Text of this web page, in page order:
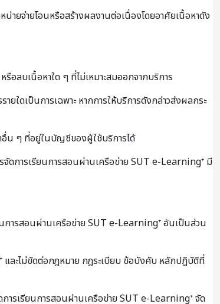
ยจ่ายโอนหรือสร้างผลงานต่อเนื่องโดยอาศัยเนื้อหาดัง
ลบเนื้อหาใด ๆ ที่ไม่เหมาะสมออกจากบริการ
ใดเป็นการเฉพาะ หากการให้บริการดังกล่าวส่งผลกระ
าอื่น ๆ ที่อยู่ในบัญชีของผู้ใช้บริการได้
ดการเรียนการสอนผ่านเครือข่าย SUT e-Learning⁺ มี
การสอนผ่านเครือข่าย SUT e-Learning⁺ อันเป็นส่วน
และไม่ขัดต่อกฎหมาย กฎระเบียบ ข้อบังคับ หลักปฏิบัติที่
การเรียนการสอนผ่านเครือข่าย SUT e-Learning⁺ จัด